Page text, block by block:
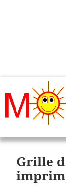
Grille